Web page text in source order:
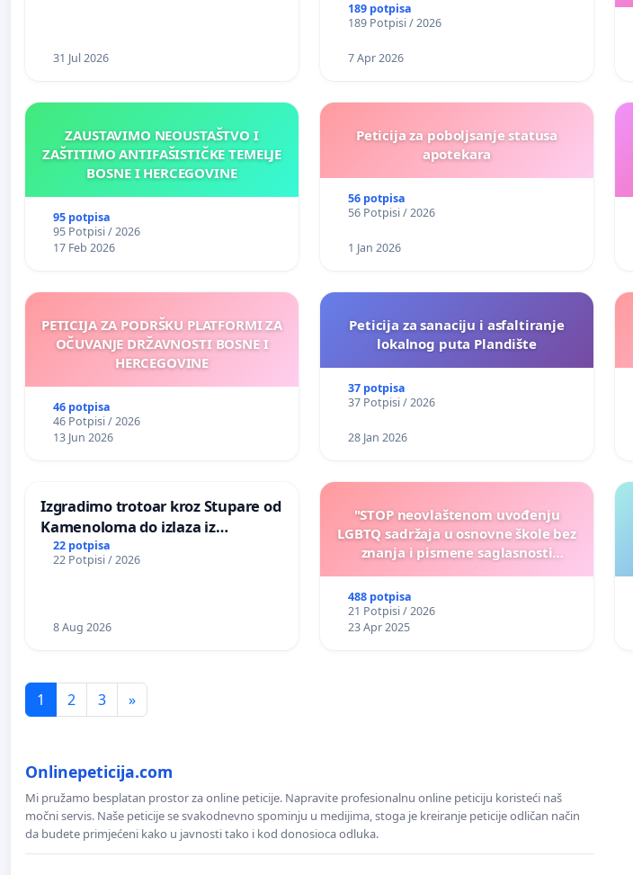
31 Jul 2026
189 potpisa
189 Potpisi / 2026
7 Apr 2026
ZAUSTAVIMO NEOUSTAŠTVO I
ZAŠTITIMO ANTIFAŠISTIČKE TEMELJE
BOSNE I HERCEGOVINE
95 potpisa
95 Potpisi / 2026
17 Feb 2026
Peticija za poboljsanje statusa
apotekara
56 potpisa
56 Potpisi / 2026
1 Jan 2026
PETICIJA ZA PODRŠKU PLATFORMI ZA
OČUVANJE DRŽAVNOSTI BOSNE I
HERCEGOVINE
46 potpisa
46 Potpisi / 2026
13 Jun 2026
Peticija za sanaciju i asfaltiranje
lokalnog puta Plandište
37 potpisa
37 Potpisi / 2026
28 Jan 2026
Izgradimo trotoar kroz Stupare od
Kamenoloma do izlaza iz
Prijanovića
22 potpisa
22 Potpisi / 2026
8 Aug 2026
"STOP neovlaštenom uvođenju
LGBTQ sadržaja u osnovne škole bez
znanja i pismene saglasnosti
488 potpisa
21 Potpisi / 2026
23 Apr 2025
1 2 3 »
Onlinepeticija.com
Mi pružamo besplatan prostor za online peticije. Napravite profesionalnu online peticiju koristeći naš
močni servis. Naše peticije se svakodnevno spominju u medijima, stoga je kreiranje peticije odličan način
da budete primjećeni kako u javnosti tako i kod donosioca odluka.